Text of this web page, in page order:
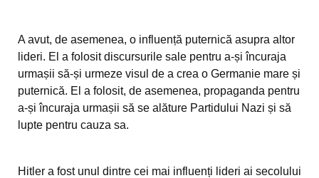
A avut, de asemenea, o influență puternică asupra altor
lideri. El a folosit discursurile sale pentru a-și încuraja
urmașii să-și urmeze visul de a crea o Germanie mare și
puternică. El a folosit, de asemenea, propaganda pentru
a-și încuraja urmașii să se alăture Partidului Nazi și să
lupte pentru cauza sa.
Hitler a fost unul dintre cei mai influenți lideri ai secolului